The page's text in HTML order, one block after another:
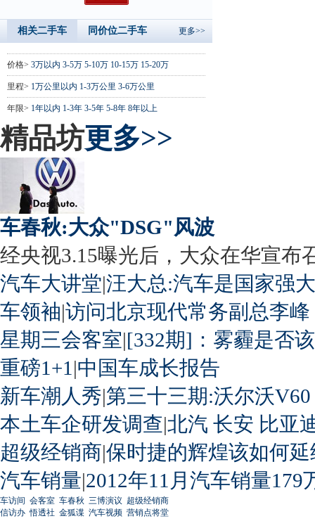
相关二手车 同价位二手车 更多>>
价格> 3万以内 3-5万 5-10万 10-15万 15-20万
里程> 1万公里以内 1-3万公里 3-6万公里
年限> 1年以内 1-3年 3-5年 5-8年 8年以上
精品坊更多>>
车春秋:大众"DSG"风波
经央视3.15曝光后，大众在华宣布
汽车大讲堂|汪大总:汽车是国家强
车领袖|访问北京现代常务副总李峰
星期三会客室|[332期]：雾霾是否
重磅1+1 |中国车成长报告
新车潮人秀|第三十三期:沃尔沃
本土车企研发调查|北汽 长安 比亚
超级经销商|保时捷的辉煌该如何延
汽车销量|2012年11月汽车销量179
车访间 会客室 车春秋 三博演议 超级经销商
信访办 悟透社 金狐谍 汽车视频 营销点将堂